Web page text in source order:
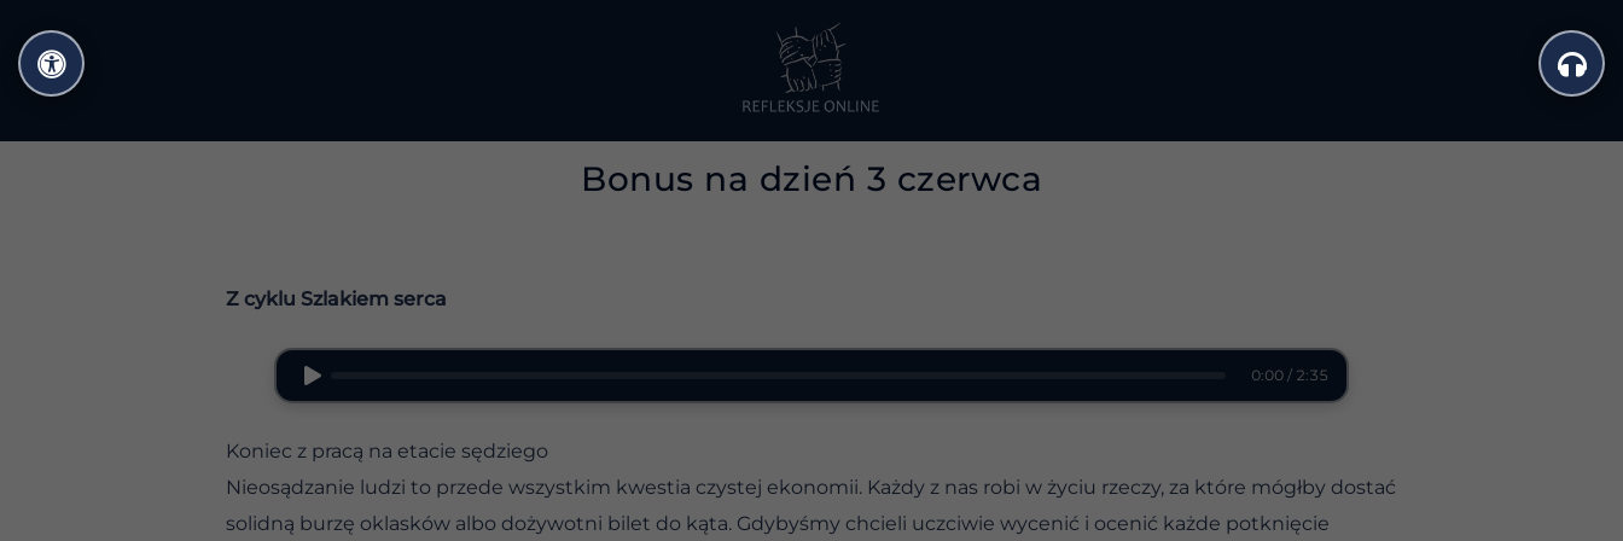
do
treści
Bonus na dzień 3 czerwca
Z cyklu Szlakiem serca
0:00 / 2:35
Koniec z pracą na etacie sędziego
Nieosądzanie ludzi to przede wszystkim kwestia czystej ekonomii. Każdy z nas robi w życiu rzeczy, za które mógłby dostać
solidną burzę oklasków albo dożywotni bilet do kąta. Gdybyśmy chcieli uczciwie wycenić i ocenić każde potknięcie